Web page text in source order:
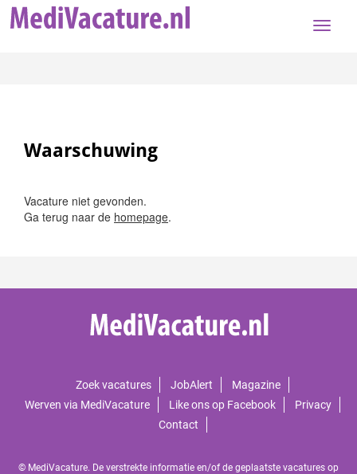
Toggle
Waarschuwing
Vacature niet gevonden.
Ga terug naar de homepage.
Zoek vacatures JobAlert
Magazine
Werven via MediVacature
Like ons op Facebook
Privacy
Contact
© MediVacature. De verstrekte informatie en/of de geplaatste vacatures op